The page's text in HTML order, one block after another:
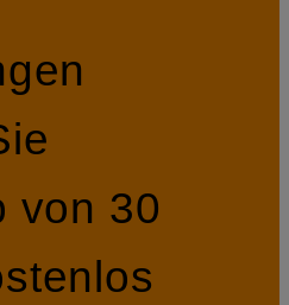
von 30